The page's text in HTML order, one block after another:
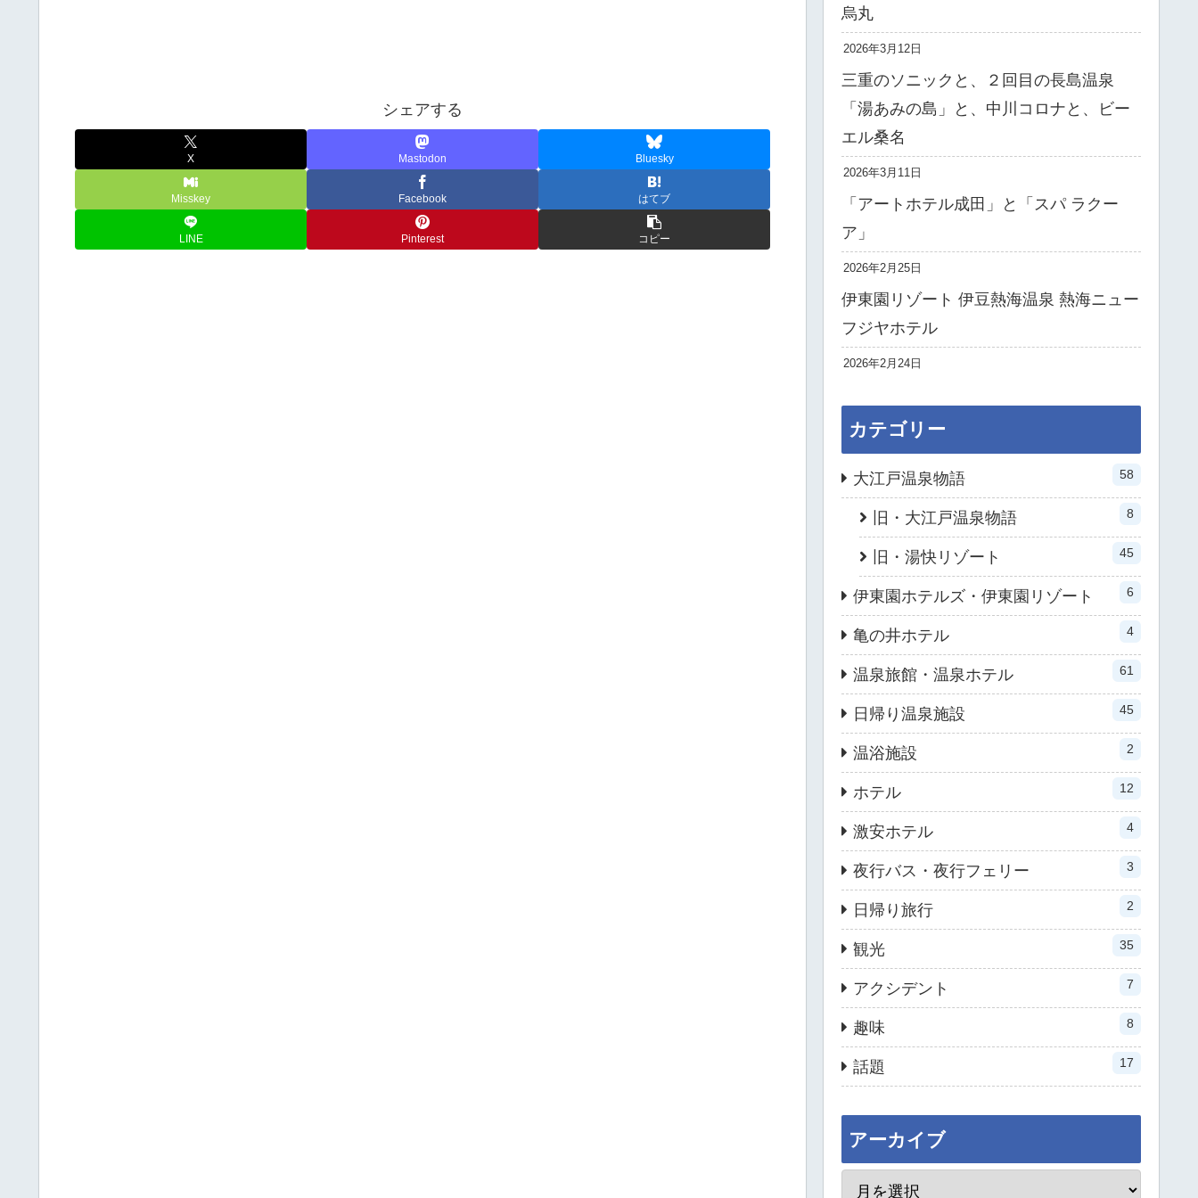
シェアする
X Mastodon Bluesky
Misskey Facebook はてブ
LINE Pinterest コピー
烏丸
2026年3月12日
三重のソニックと、２回目の長島温泉
「湯あみの島」と、中川コロナと、ビー
エル桑名
2026年3月11日
「アートホテル成田」と「スパ ラクー
ア」
2026年2月25日
伊東園リゾート 伊豆熱海温泉 熱海ニュー
フジヤホテル
2026年2月24日
カテゴリー
大江戸温泉物語 58
旧・大江戸温泉物語 8
旧・湯快リゾート 45
伊東園ホテルズ・伊東園リゾート 6
亀の井ホテル 4
温泉旅館・温泉ホテル 61
日帰り温泉施設 45
温浴施設 2
ホテル 12
激安ホテル 4
夜行バス・夜行フェリー 3
日帰り旅行 2
観光 35
アクシデント 7
趣味 8
話題 17
アーカイブ